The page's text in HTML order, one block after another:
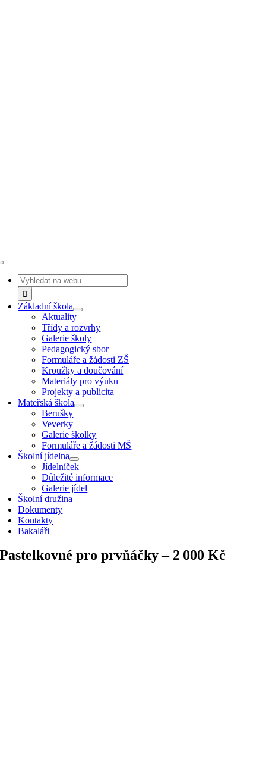
Search
for:
Základní škola
Aktuality
Třídy a rozvrhy
Galerie školy
Pedagogický sbor
Formuláře a žádosti ZŠ
Kroužky a doučování
Materiály pro výuku
Projekty a publicita
Mateřská škola
Berušky
Veverky
Galerie školky
Formuláře a žádosti MŠ
Školní jídelna
Jídelníček
Důležité informace
Galerie jídel
Školní družina
Dokumenty
Kontakty
Bakaláři
Pastelkovné pro prvňáčky – 2 000 Kč